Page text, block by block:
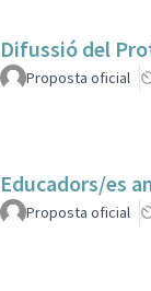
Difussió del
Proposta oficial
Educadors/es
Proposta oficial